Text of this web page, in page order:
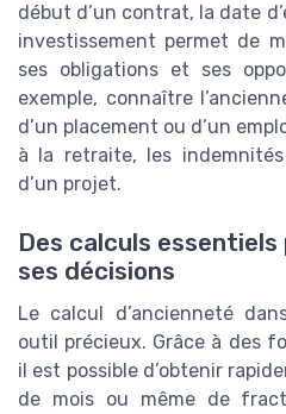
début d’un contrat, la date
investissement permet de
ses obligations et ses
exemple, connaître
d’un placement ou d’un
à la retraite, les
d’un projet.
Des calculs
ses décisions
Le calcul d’ancienneté
outil précieux. Grâce à des
il est possible d’obtenir
de mois ou même de